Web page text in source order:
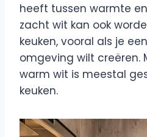
heeft tussen warmte
zacht wit kan ook
keuken, vooral als je
omgeving wilt creëren.
warm wit is meestal
keuken.